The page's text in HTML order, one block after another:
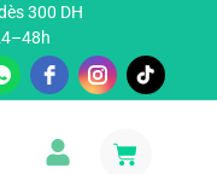
300 DH